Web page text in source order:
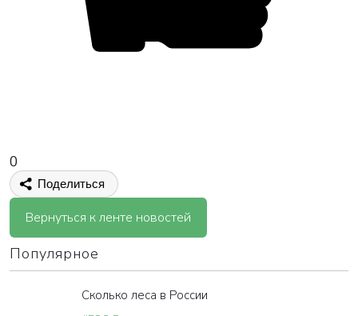
0
Поделиться
Вернуться к ленте новостей
Популярное
Сколько леса в России